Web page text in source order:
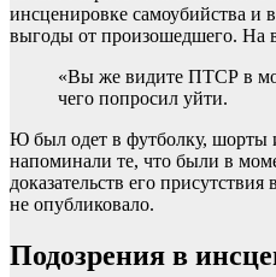
инсценировке самоубийства
выгоды от произошедшего. На
«Вы же видите ПТСР в
чего попросил уйти.
Ю был одет в футболку,
напоминали те, что были в
доказательств его
не опубликовало.
Подозрения в